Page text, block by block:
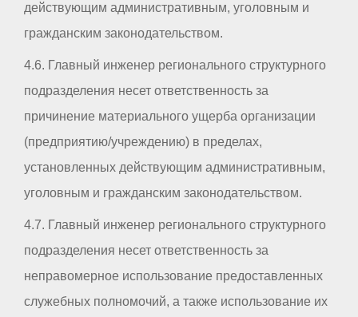
действующим административным, уголовным и
гражданским законодательством.
4.6. Главный инженер регионального структурного
подразделения несет ответственность за
причинение материального ущерба организации
(предприятию/учреждению) в пределах,
установленных действующим административным,
уголовным и гражданским законодательством.
4.7. Главный инженер регионального структурного
подразделения несет ответственность за
неправомерное использование предоставленных
служебных полномочий, а также использование их